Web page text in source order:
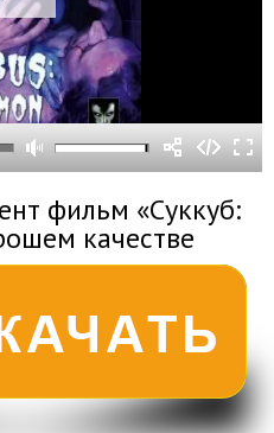
фильм «Суккуб:
качестве